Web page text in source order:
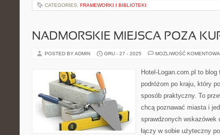
CATEGORIES: FRAMEWORKI I BIBLIOTEKI
NADMORSKIE MIEJSCA POZA
POSTED BY ADMIN GRU - 27 - 2025 MOŻLIWOŚĆ
Hotel-Logan.com.pl to
podróżom po kraju, który
sposób praktyczny. To
chcą poznawać miasta i
sprawdzonych
łączy w sobie użyteczny